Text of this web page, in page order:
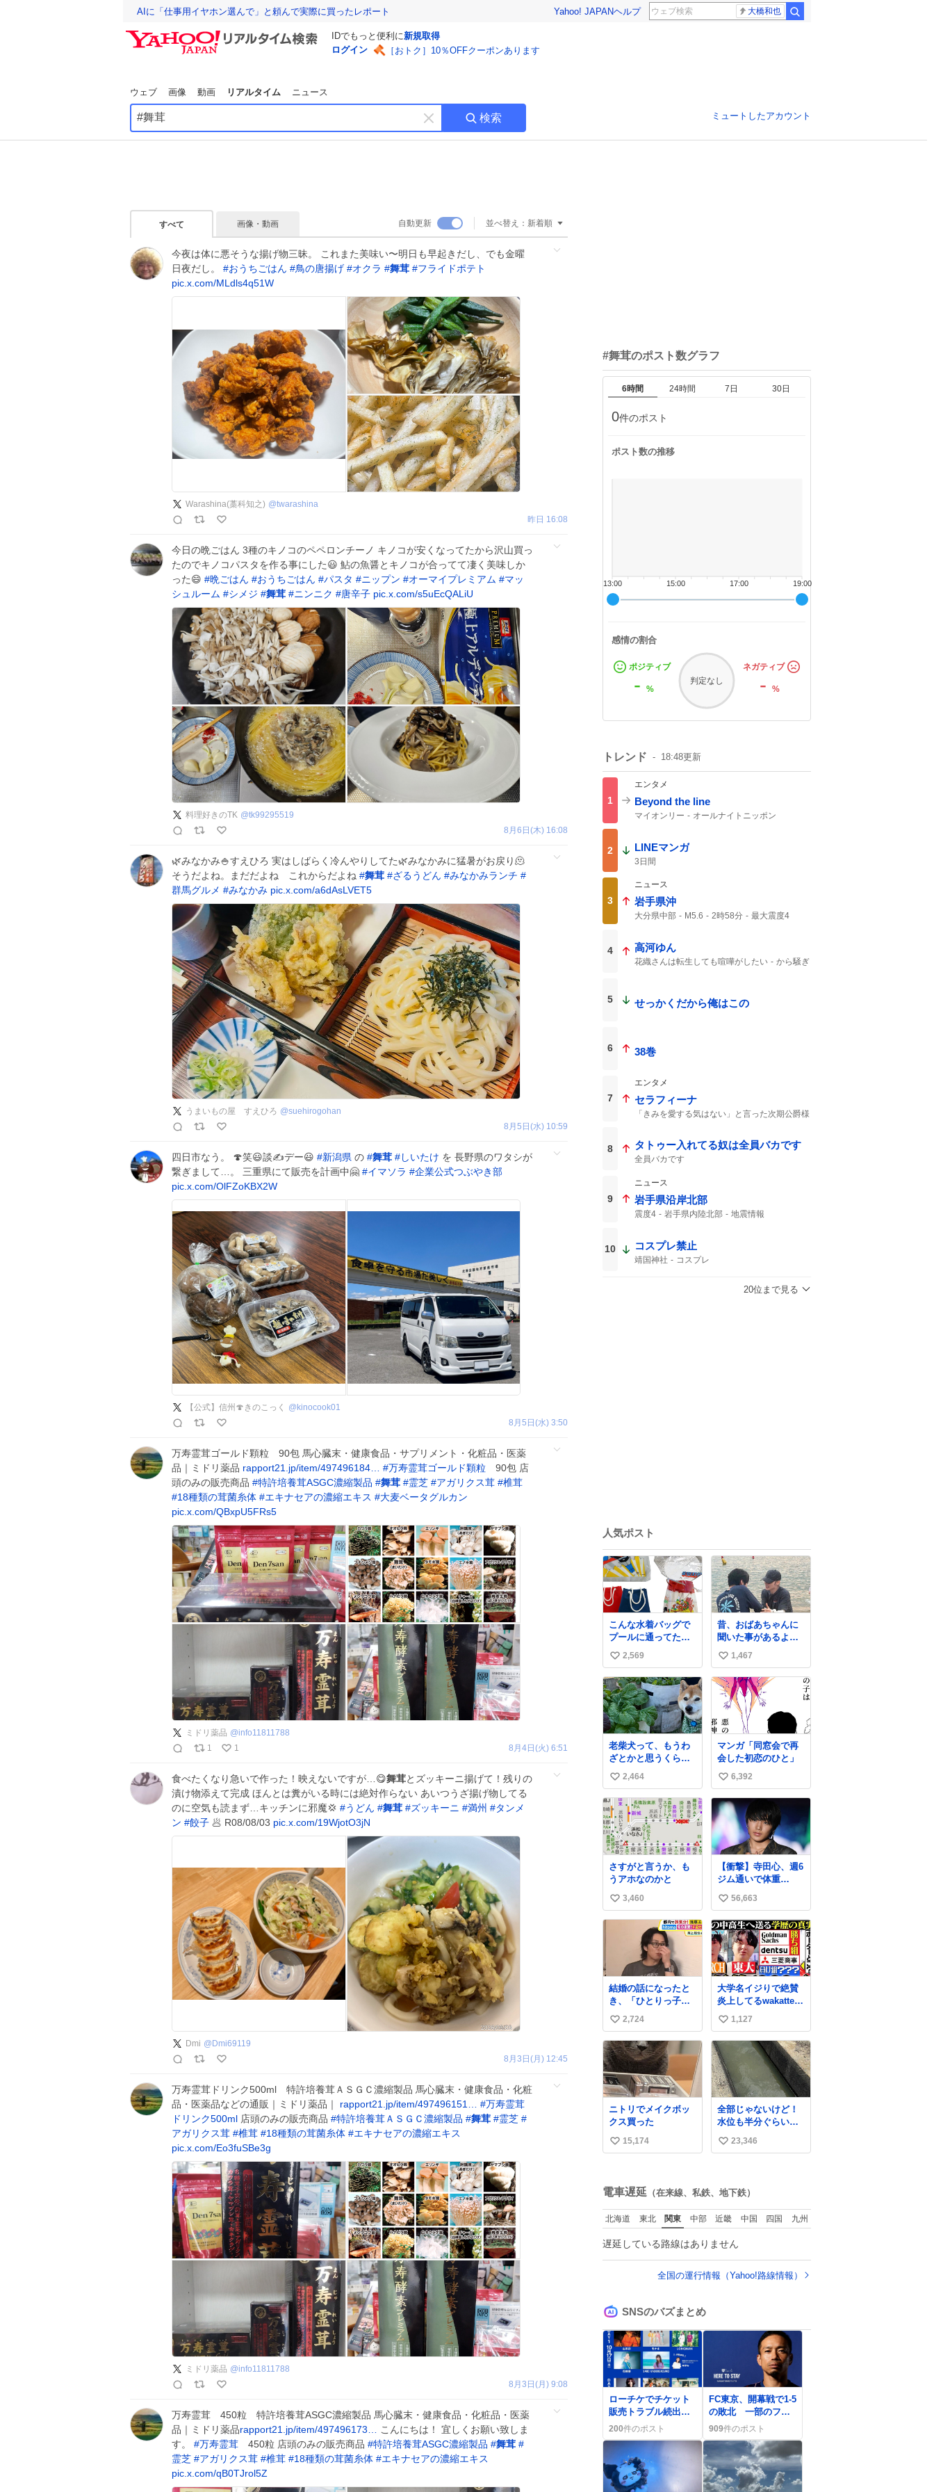
AIに「仕事用イヤホン選んで」と頼んで実際に買ったレポート Yahoo! JAPANヘルプ 大橋和也
IDでもっと便利に新規取得
ログイン
［おトク］10％OFFクーポンあります
ウェブ 画像 動画 リアルタイム ニュース
キ
ー
す
検索 ミュートしたアカウント
すべて 画像・動画 自動更新 並べ替え： 新着順
今夜は体に悪そうな揚げ物三昧。 これまた美味い〜明日も早起きだし、でも金曜
日夜だし。 #おうちごはん #鳥の唐揚げ #オクラ #舞茸 #フライドポテト
pic.x.com/MLdls4q51W
Warashina(藁科知之) @twarashina
昨日 16:08
今日の晩ごはん 3種のキノコのペペロンチーノ キノコが安くなってたから沢山買っ
たのでキノコパスタを作る事にした😃 鮎の魚醤とキノコが合ってて凄く美味しか
った😄 #晩ごはん #おうちごはん #パスタ #ニップン #オーマイプレミアム #マッ
シュルーム #シメジ #舞茸 #ニンニク #唐辛子 pic.x.com/s5uEcQALiU
料理好きのTK @tk99295519
8月6日(木) 16:08
🌿みなかみ🍚すえひろ 実はしばらく冷んやりしてた🌿みなかみに猛暑がお戻り🫠
そうだよね。まだだよね これからだよね #舞茸 #ざるうどん #みなかみランチ #
群馬グルメ #みなかみ pic.x.com/a6dAsLVET5
うまいもの屋 すえひろ @suehirogohan
8月5日(水) 10:59
四日市なう。 🍄笑😃談✍️デー😃 #新潟県 の #舞茸 #しいたけ を 長野県のワタシが
繋ぎまして…。 三重県にて販売を計画中🤗 #イマソラ #企業公式つぶやき部
pic.x.com/OlFZoKBX2W
【公式】信州🍄きのこっく @ kinocook01
8月5日(水) 3:50
万寿霊茸ゴールド顆粒 90包 馬心臓末・健康食品・サプリメント・化粧品・医薬
品｜ミドリ薬品 rapport21.jp/item/497496184… #万寿霊茸ゴールド顆粒 90包 店
頭のみの販売商品 #特許培養茸ASGC濃縮製品 #舞茸 #霊芝 #アガリクス茸 #椎茸
#18種類の茸菌糸体 #エキナセアの濃縮エキス #大麦ベータグルカン
pic.x.com/QBxpU5FRs5
ミドリ薬品 @info11811788
1
1 8月4日(火) 6:51
食べたくなり急いで作った！映えないですが…😋舞茸とズッキーニ揚げて！残りの
漬け物添えて完成 ほんとは糞がいる時には絶対作らない あいつうざ揚げ物してる
のに空気も読まず…キッチンに邪魔💢 #うどん #舞茸 #ズッキーニ #満州 #タンメ
ン #餃子 🥟 R08/08/03 pic.x.com/19WjotO3jN
Dmi @ Dmi69119
8月3日(月) 12:45
万寿霊茸ドリンク500ml 特許培養茸ＡＳＧＣ濃縮製品 馬心臓末・健康食品・化粧
品・医薬品などの通販｜ミドリ薬品｜ rapport21.jp/item/497496151… #万寿霊茸
ドリンク500ml 店頭のみの販売商品 #特許培養茸ＡＳＧＣ濃縮製品 #舞茸 #霊芝 #
アガリクス茸 #椎茸 #18種類の茸菌糸体 #エキナセアの濃縮エキス
pic.x.com/Eo3fuSBe3g
ミドリ薬品 @info11811788
8月3日(月) 9:08
万寿霊茸 450粒 特許培養茸ASGC濃縮製品 馬心臓末・健康食品・化粧品・医薬
品｜ミドリ薬品rapport21.jp/item/497496173…
こんにちは！ 宜しくお願い致しま
す。 #万寿霊茸 450粒 店頭のみの販売商品 #特許培養茸ASGC濃縮製品 #舞茸 #
霊芝 #アガリクス茸 #椎茸 #18種類の茸菌糸体 #エキナセアの濃縮エキス
pic.x.com/qB0TJrol5Z
#舞茸のポスト数グラフ
6時間 24時間 7日 30日
0件のポスト
ポスト数の推移
19:00
17:00
15:00
13:00
感情の割合
ポジティブ
- %
判定なし
ネガティブ
-%
トレンド 18:48更新
1
エンタメ
Beyond the line
マイオンリー オールナイトニッポン
2 LINEマンガ
3日間
3
ニュース
岩手県沖
大分県中部 M5.6 2時58分
最大震度4
津波の心配はありません
震源の深さ
震度4の地震
地震びっくり
4 高河ゆん
花織さんは転生しても喧嘩がしたい
から騒ぎ
5 せっかくだから俺はこの
6 38巻
7
エンタメ
セラフィーナ
「きみを愛する気はない」と言った次期公爵様
8 タトゥー入れてる奴は全員バカです
全員バカです
9
ニュース
岩手県沿岸北部
震度4 岩手県内陸北部 地震情報
10 コスプレ禁止
靖国神社 コスプレ
20位まで見る
人気ポスト
こんな水着バッグで
プールに通ってたア
ナタ、完全なる同世
代（笑） #70年代
#80年代 #昭和レト
ロ
い
い
ね
数
2,569
昔、おばあちゃんに
聞いた事があるよ。
「カイちゃんをいじ
めると、アイツが海
から上がって来る
ぞ。」って。
い
い
ね
数
1,467
老柴犬って、もうわ
ざとかと思うくらい
狭いところに自らは
まりにいくじゃない
ですか？ 今朝ガーデ
ニングしてる飼い主
の間にはまってき
て、最高に可愛かっ
た♥️
い
い
ね
数
2,464
マンガ「同窓会で再
会した初恋のひと」
い
い
ね
6,392
さすがと言うか、も
うアホなのかと
い
い
3,460
【衝撃】寺田心、週6
ジム通いで体重
62kg→82kgに 110kg
のベンチプレス持ち
上げる姿披露
news.livedoor.com/
article/detail… 元々
自重のみだったが、
更に筋肉を大きくす
るためジム通いを開
始。筋肉増量のため
おにぎり10個、ゼリ
ー飲料3～4本、パス
タと毎日4千kcalオー
バーの食事を摂取
し、増量したとい
う。
い
い
ね
数
56,663
結婚の話になったと
き、「ひとりっ子だ
から僕が諦めた瞬間
に一族が潰える」
「死ぬとき1人とか
嫌」だから結婚願望
は"ある"って答えた
ものの、結局「（結
婚は）向いてねぇの
かもしれない」で締
める北山くん、きっ
といろいろ考えて言
葉を選んで、まるく
収めてくれたんだな
い
い
ね
数
2,724
大学名イジりで絶賛
炎上してるwakatte
TV，さらに深刻な問
題はこっちでは？ ・
都内の特定企業に入
るのを極度に推奨
し，それ以外の地域
で堅実に生きるのを
周縁化する ・恋愛に
かまけ，「陽キャ
ラ」として振る舞う
のを極端に中心化す
る ・院生が研究環境
を求め他大学に移る
い
い
ね
数
1,127
ニトリでメイクボッ
クス買った
い
数
15,174
全部じゃないけど！
水位も半分ぐらいだ
けど！水が来はじめ
たよ！！！ 作業して
！！！！！！！！！
！！！！！！！！！
い
数
23,346
電車遅延 （在来線、私鉄、地下鉄）
北海道 東北 関東 中部 近畿 中国 四国 九州
遅延している路線はありません
全国の運行情報（Yahoo!路線情報）
SNSのバズまとめ
ローチケでチケット
販売トラブル続出、
ユーザーが「予定枚
数終了」や接続エラ
ーに嘆き
200件のポスト
FC東京、開幕戦で1-5
の敗北 一部のファ
ンが“やばい”と嘆く
909件のポスト